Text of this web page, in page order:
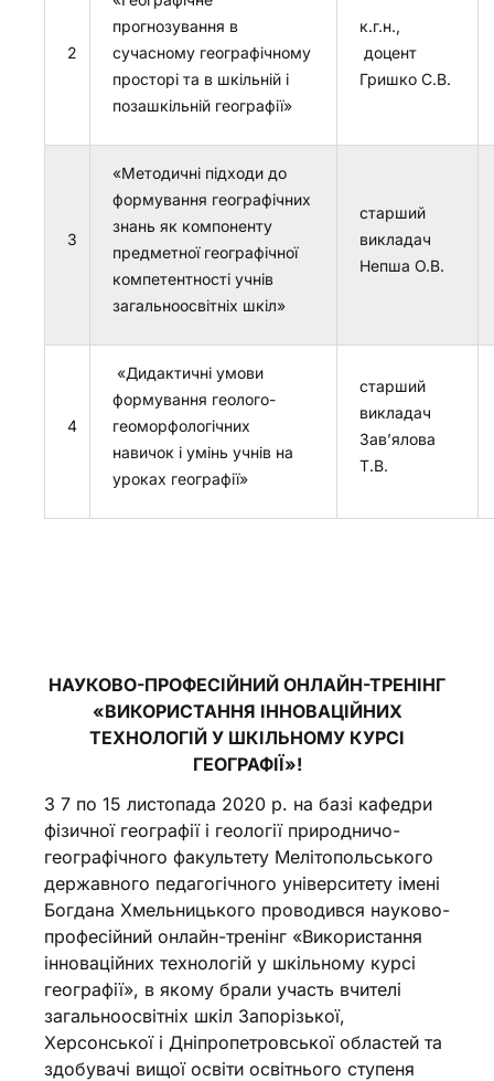
2
прогнозування в
сучасному географічному
просторі та в шкільній і
позашкільній географії»
к.г.н.,
доцент
Гришко С.В.
3
«Методичні підходи до
формування географічних
знань як компоненту
предметної географічної
компетентності учнів
загальноосвітніх шкіл»
старший
викладач
Непша О.В.
4
«Дидактичні умови
формування геолого-
геоморфологічних
навичок і умінь учнів на
уроках географії»
старший
викладач
Зав’ялова
Т.В.
НАУКОВО-ПРОФЕСІЙНИЙ ОНЛАЙН-ТРЕНІНГ
«ВИКОРИСТАННЯ ІННОВАЦІЙНИХ
ТЕХНОЛОГІЙ У ШКІЛЬНОМУ КУРСІ
ГЕОГРАФІЇ»!
З 7 по 15 листопада 2020 р. на базі кафедри
фізичної географії і геології природничо-
географічного факультету Мелітопольського
державного педагогічного університету імені
Богдана Хмельницького проводився науково-
професійний онлайн-тренінг «Використання
інноваційних технологій у шкільному курсі
географії», в якому брали участь вчителі
загальноосвітніх шкіл Запорізької,
Херсонської і Дніпропетровської областей та
здобувачі вищої освіти освітнього ступеня